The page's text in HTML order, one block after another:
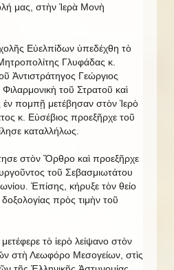
μας, στὴν Ἱερὰ Μονὴ
Εὐελπίδων ὑπεδέχθη τὸ
Γλυφάδας κ.
Ἀντιστράτηγος Γεώργιος
τοῦ Στρατοῦ καὶ
πομπῇ μετέβησαν στὸν Ἱερὸ
κ. Εὐσέβιος προεξῆρχε τοῦ
καταλλήλως.
στὸν Ὄρθρο καὶ προεξῆρχε
τοῦ Σεβασμιωτάτου
Ἐπίσης, κήρυξε τὸν θείο
πρὸς τιμὴν τοῦ
τὸ ἱερὸ λείψανο στὸν
στὴ Λεωφόρο Μεσογείων, στὶς